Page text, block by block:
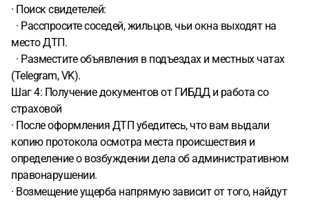
· Поиск свидетелей:
· Расспросите соседей, жильцов, чьи окна выходят на
место ДТП.
· Разместите объявления в подъездах и местных чатах
(Telegram, VK).
Шаг 4: Получение документов от ГИБДД и работа со
страховой
· После оформления ДТП убедитесь, что вам выдали
копию протокола осмотра места происшествия и
определение о возбуждении дела об административном
правонарушении.
· Возмещение ущерба напрямую зависит от того, найдут